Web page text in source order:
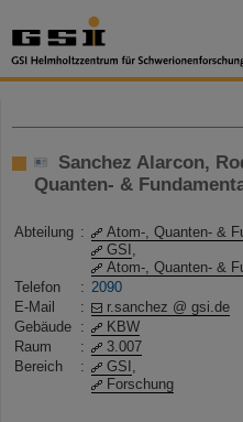
Sanchez Alarcon,
Quanten- &
Abteilung : Atom-, Quanten- &
GSI ,
Atom-, Quanten- &
Telefon
: 2090
E-Mail
:
r.sanchez @ gsi.de
Gebäude
:
KBW
Raum
:
3.007
Bereich
: GSI ,
Forschung